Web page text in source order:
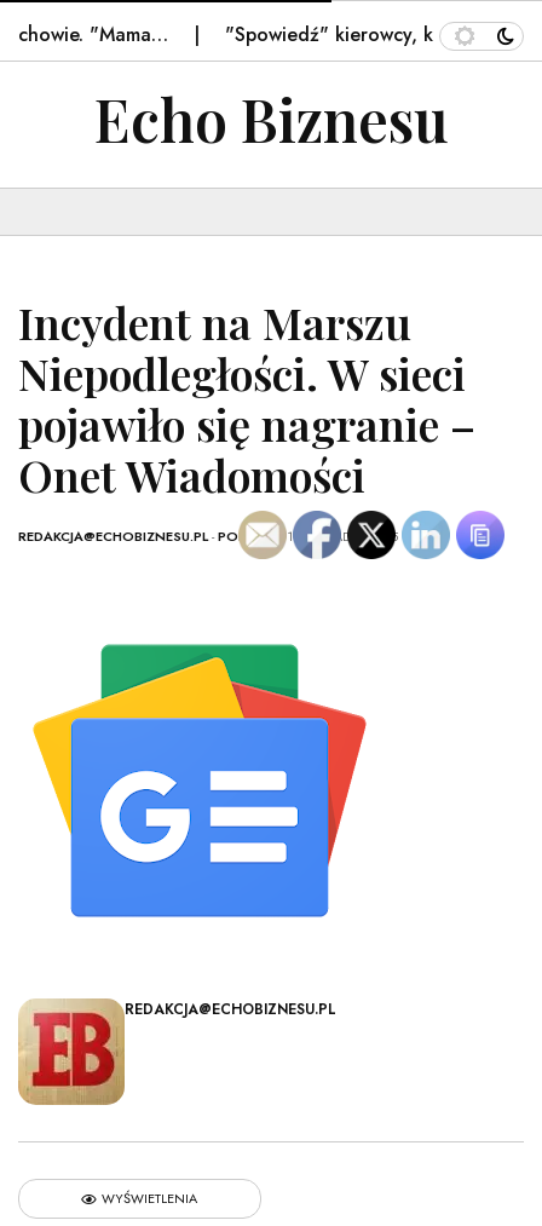
"Mama… "Spowiedź" kierowcy, który potrącił
Echo Biznesu
Incydent na Marszu
Niepodległości. W sieci
pojawiło się nagranie –
Onet Wiadomości
REDAKCJA@ECHOBIZNESU.PL-POLSKA - 11 LISTOPADA, 2025
REDAKCJA@ECHOBIZNESU.PL
WYŚWIETLENIA